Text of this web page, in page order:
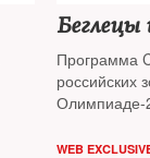
Программа
российских
Олимпиаде-
WEB